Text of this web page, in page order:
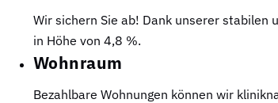
Wir sichern Sie ab! Dank unserer
in Höhe von 4,8 %.
Wohnraum
Bezahlbare Wohnungen können wir